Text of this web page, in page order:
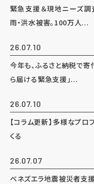
緊急支援＆現地ニーズ調
雨・洪水被害。100万人...
26.07.10
今年も、ふるさと納税で寄
ら届ける緊急支援」...
26.07.10
【コラム更新】多様なプロ
くる
26.07.07
ベネズエラ地震被災者支